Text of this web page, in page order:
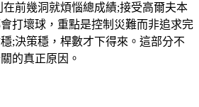
前幾洞就煩惱總成績;接受高爾夫本
打壞球，重點是控制災難而非追求完
;決策穩，桿數才下得來。這部分不
的真正原因。